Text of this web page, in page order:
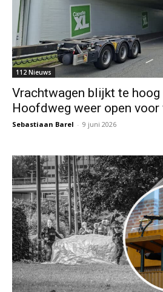
112 Nieuws
Vrachtwagen blijkt te
Hoofdweg weer open voor
Sebastiaan Barel - 9 juni 2026